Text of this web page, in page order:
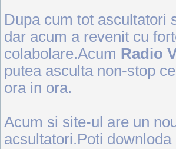
Dupa cum tot ascultatori
dar acum a revenit cu
colabolare.Acum Radio
putea asculta non-stop
ora in ora.
Acum si site-ul are un
acsultatori.Poti